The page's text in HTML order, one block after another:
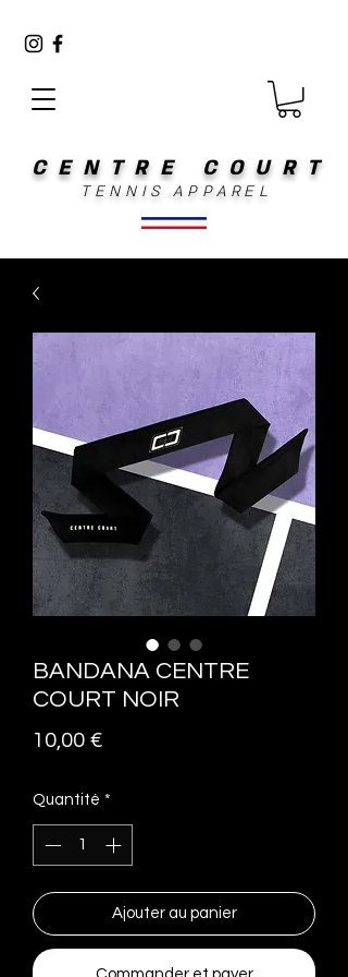
CENTRE COURT
TENNIS APPAREL
BANDANA CENTRE
COURT NOIR
10,00 €Prix
Quantité *
Ajouter au panier